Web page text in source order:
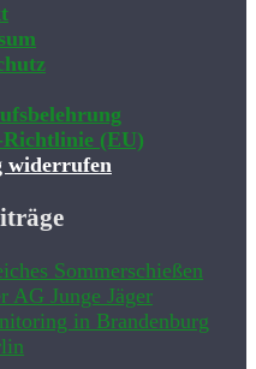
Richtlinie (EU)
widerrufen
Sommerschießen
AG Junge Jäger
in Brandenburg